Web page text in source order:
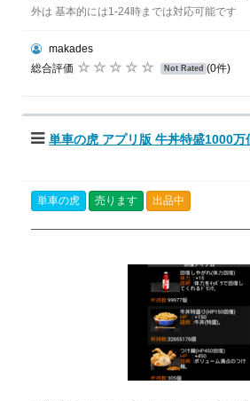
外は 基本的には1-24時までは対応可能です
makades
総合評価
Not Rated (0件)
単車の虎 アプリ版 牛丼特盛1000万
単車の虎 売ります 出品中